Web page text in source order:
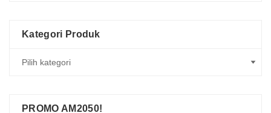
Kategori Produk
PROMO AM2050!